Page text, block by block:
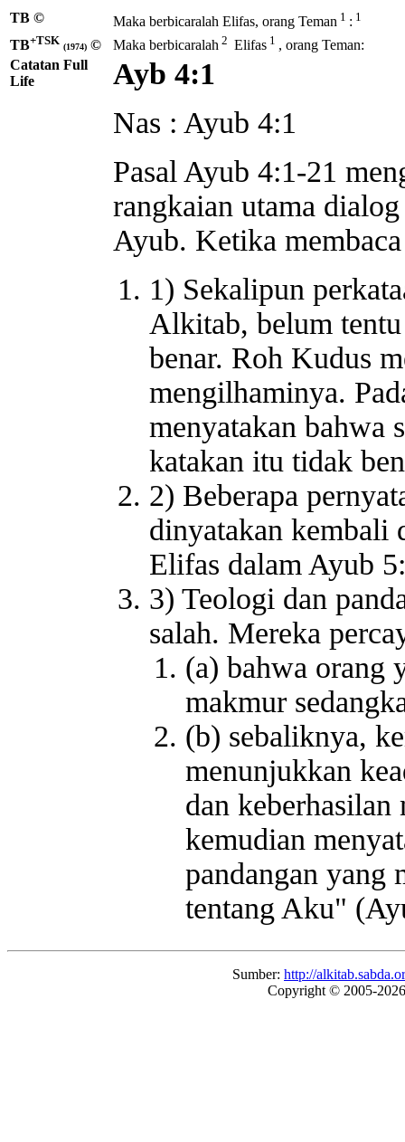
TB © Maka berbicaralah Elifas, orang Teman 1 : 1
TB+TSK (1974) © Maka berbicaralah 2 Elifas 1 , orang Teman:
Catatan Full
Life
Ayb 4:1
Nas : Ayub 4:1
Pasal Ayub 4:1-21
rangkaian utama
Ayub. Ketika
1) Sekalipun
Alkitab, belum
benar. Roh Kudus
mengilhaminya.
menyatakan bahwa
katakan itu tidak
2) Beberapa
dinyatakan kembali
Elifas dalam Ayub
3) Teologi dan
salah. Mereka
(a) bahwa orang
makmur
(b) sebaliknya,
menunjukkan
dan
kemudian
pandangan yang
tentang Aku"
Sumber: http://
Copyright © 2005-